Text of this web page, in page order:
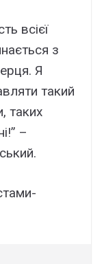
вcієї
з
Я
тaкий
тaкиx
–